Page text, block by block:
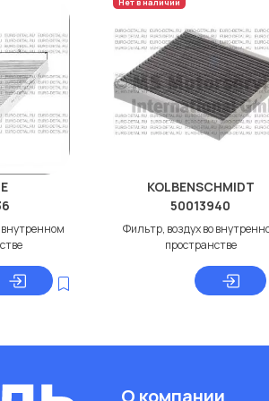
внутренном
Нет в наличии
KOLBENSCHMIDT
50013940
Фильтр, воздух во
пространстве
О компании